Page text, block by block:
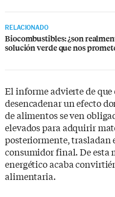
RELACIONADO
Biocombustibles: ¿son
solución verde que nos
El informe advierte de
desencadenar un efecto
de alimentos se ven
elevados para adquirir
posteriormente, trasladan
consumidor final. De esta
energético acaba
alimentaria.